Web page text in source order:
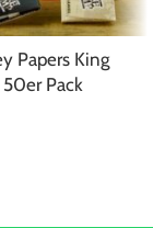
Papers King
Pack